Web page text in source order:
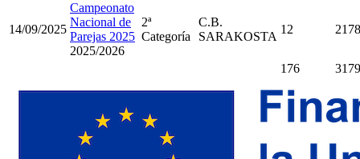
14/09/2025
Campeonato
Nacional de
Parejas 2025
2025/2026
2ª
Categoría
C.B.
SARAKOSTA
12 2178
176